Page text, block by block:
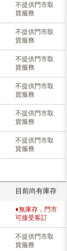
不提供門市取
貨服務
不提供門市取
貨服務
不提供門市取
貨服務
不提供門市取
貨服務
不提供門市取
貨服務
不提供門市取
貨服務
目前尚有庫存
♦無庫存，門市
可接受客訂
不提供門市取
貨服務